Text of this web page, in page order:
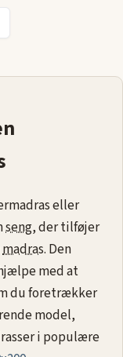
eller
seng, der tilføjer
madras. Den
med at
du foretrækker
model,
i populære